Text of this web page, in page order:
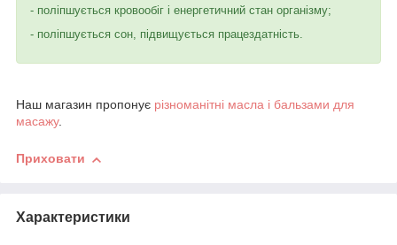
- поліпшується кровообіг і енергетичний стан організму;
- поліпшується сон, підвищується працездатність.
Наш магазин пропонує різноманітні масла і бальзами для
масажу.
Приховати
Характеристики